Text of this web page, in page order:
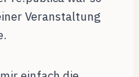
Veranstaltung